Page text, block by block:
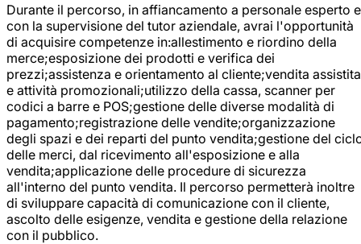
Durante il percorso, in affiancamento a personale esperto e
con la supervisione del tutor aziendale, avrai l'opportunità
di acquisire competenze in:allestimento e riordino della
merce;esposizione dei prodotti e verifica dei
prezzi;assistenza e orientamento al cliente;vendita assistita
e attività promozionali;utilizzo della cassa, scanner per
codici a barre e POS;gestione delle diverse modalità di
pagamento;registrazione delle vendite;organizzazione
degli spazi e dei reparti del punto vendita;gestione del
delle merci, dal ricevimento all'esposizione e alla
vendita;applicazione delle procedure di sicurezza
all'interno del punto vendita. Il percorso permetterà inoltre
di sviluppare capacità di comunicazione con il cliente,
ascolto delle esigenze, vendita e gestione della relazione
con il pubblico.